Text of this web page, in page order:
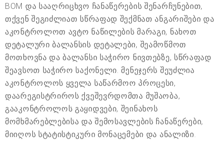
BOM და სააღრიცხვო ჩანაწერების შენარჩუნებით,
თქვენ შეგიძლიათ სწრაფად შექმნათ ანგარიშები და
აკონტროლოთ ავტო ნაწილების მარაგი, ნახოთ
დეტალური ბალანსის დეტალები, შეამოწმოთ
მოთხოვნა და ბალანსი საჭირო ნივთებზე, სწრაფად
შეავსოთ საჭირო საქონელი. მენეჯერს შეუძლია
აკონტროლოს ყველა საწარმოო პროცესი,
დაარეგისტრიროს ქვეშევრდომთა მუშაობა,
გააკონტროლოს გაყიდვები, შეინახოს
მომხმარებლებისა და შემოსავლების ჩანაწერები,
მიიღოს სტატისტიკური მონაცემები და ანალიზი.